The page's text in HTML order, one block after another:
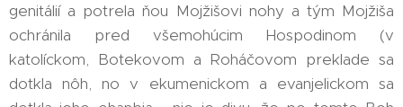
genitálií a potrela ňou Mojžišovi nohy a tým Mojžiša
ochránila pred všemohúcim Hospodinom (v
katolíckom, Botekovom a Roháčovom preklade sa
dotkla nôh, no v ekumenickom a evanjelickom sa